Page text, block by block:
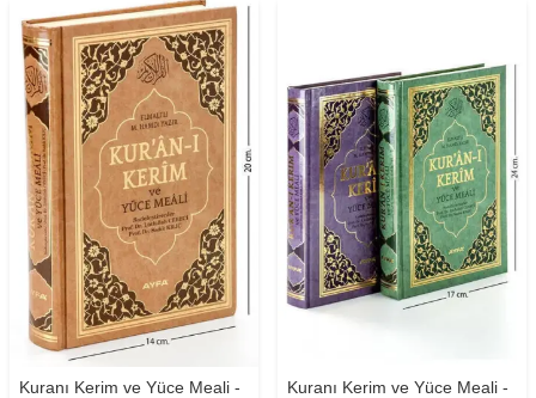
Kuranı Kerim ve Yüce Meali -
Kuranı Kerim ve Yüce Meali -